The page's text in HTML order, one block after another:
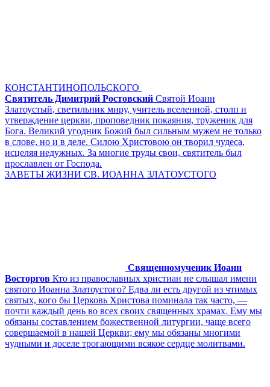
КОНСТАНТИНОПОЛЬСКОГО
Святитель Димитрий Ростовский Святой Иоанн
Златоустый, светильник миру, учитель вселенной, столп и
утверждение церкви, проповедник покаяния, труженик для
Бога. Великий угодник Божий был сильным мужем не только
в слове, но и в деле. Силою Христовою он творил чудеса,
исцеляя недужных. За многие труды свои, святитель был
прославлен от Господа.
ЗАВЕТЫ ЖИЗНИ СВ. ИОАННА ЗЛАТОУСТОГО
Священномученик Иоанн
Восторгов Кто из православных христиан не слышал имени
святого Иоанна Златоустого? Едва ли есть другой из чтимых
святых, кого бы Церковь Христова поминала так часто, —
почти каждый день во всех своих священных храмах. Ему мы
обязаны составлением божественной литургии, чаще всего
совершаемой в нашей Церкви; ему мы обязаны многими
чудными и доселе трогающими всякое сердце молитвами.